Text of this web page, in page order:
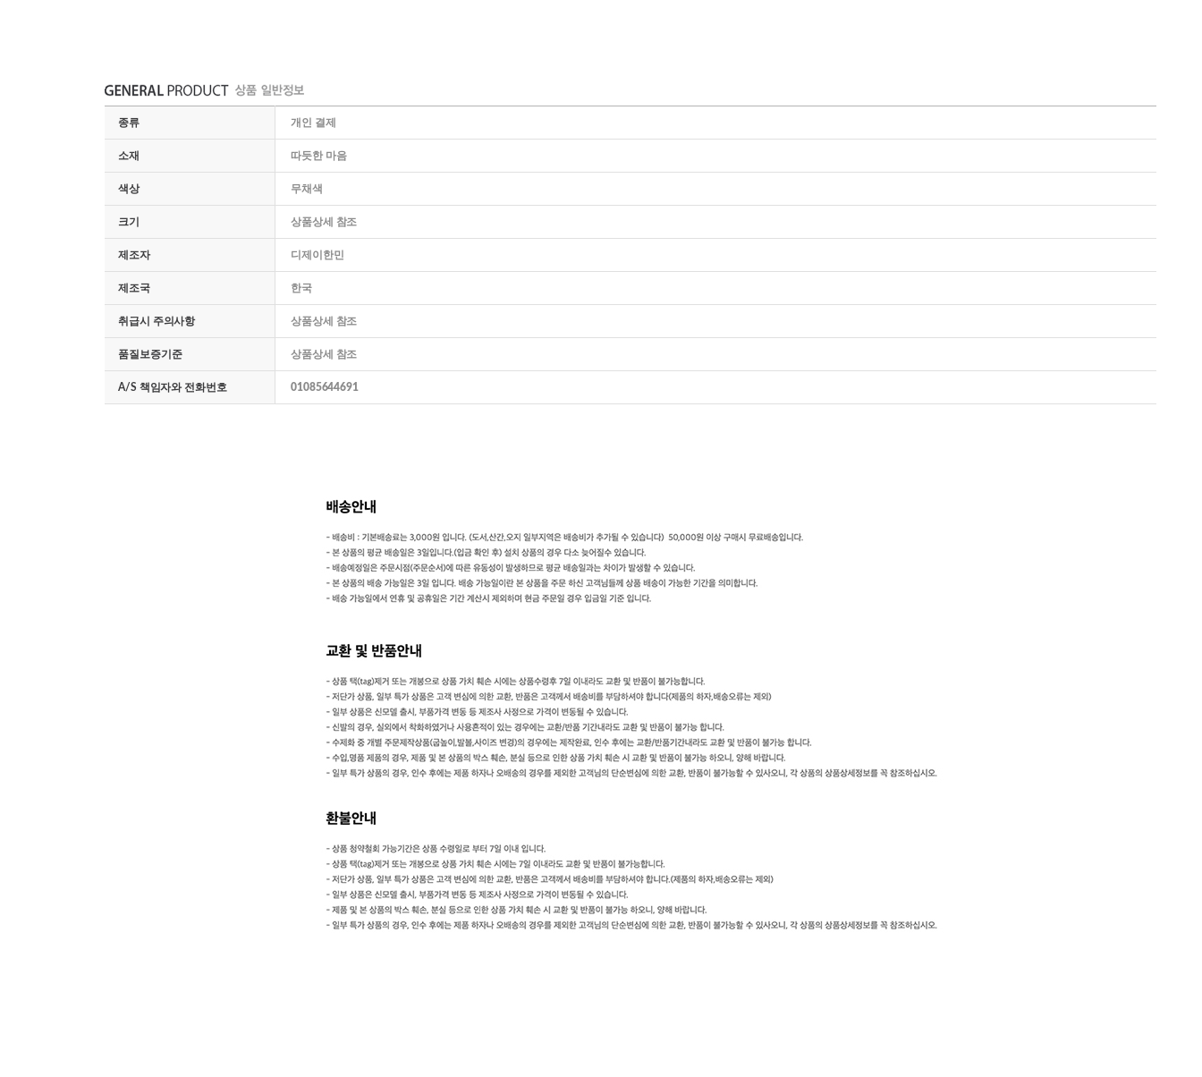
종류 개인 결제
소재 따듯한 마음
색상 무채색
크기 상품상세 참조
제조자 디제이한민
제조국 한국
취급시 주의사항 상품상세 참조
품질보증기준 상품상세 참조
A/S 책임자와 전화번호 01085644691